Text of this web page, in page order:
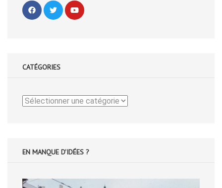
CATÉGORIES
Catégories
EN MANQUE D'IDÉES ?